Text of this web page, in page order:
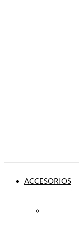
ACCESORIOS